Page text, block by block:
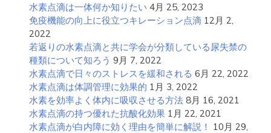
水素点滴は一体何か知りたい 4月 25, 2023
免疫機能の向上に役立つキレーション点滴 12月 2,
2022
若返りの水素点滴と共に学会が分類している尿失禁の
種類について知ろう 9月 7, 2022
水素点滴で日々のストレスを緩和される 6月 22, 2022
水素点滴は体調管理に効果的 1月 3, 2022
水素を効率よく体内に吸収させる方法 8月 16, 2021
水素点滴の持つ優れた抗酸化効果 1月 22, 2021
水素点滴が白内障に効く理由を簡単に解説！ 10月 29,